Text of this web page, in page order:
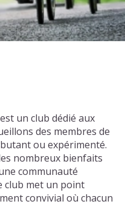
un club dédié aux
des membres de
ou expérimenté.
nombreux bienfaits
communauté
club met un point
convivial où chacun